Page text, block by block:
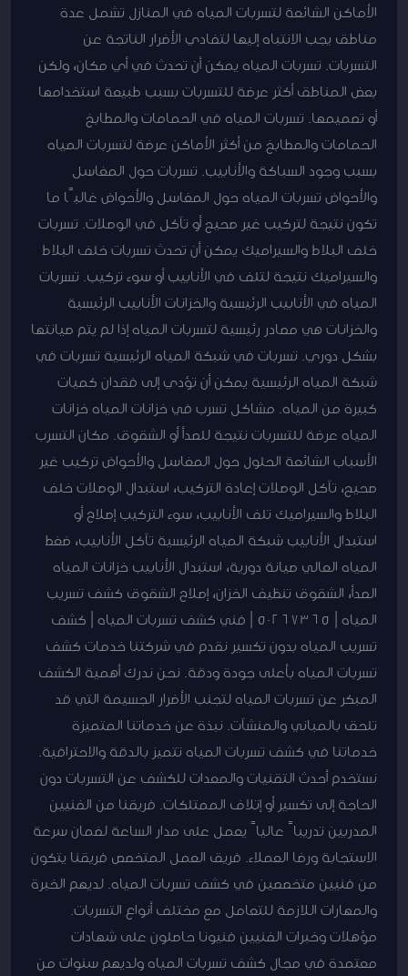
الأماكن الشائعة لتسربات المياه في المنازل تشمل عدة
مناطق يجب الانتباه إليها لتفادي الأضرار الناتجة عن
التسربات. تسربات المياه يمكن أن تحدث في أي مكان، ولكن
بعض المناطق أكثر عرضة للتسربات بسبب طبيعة استخدامها
أو تصميمها. تسربات المياه في الحمامات والمطابخ
الحمامات والمطابخ من أكثر الأماكن عرضة لتسربات المياه
بسبب وجود السباكة والأنابيب. تسربات حول المغاسل
والأحواض تسربات المياه حول المغاسل والأحواض غالبًا ما
تكون نتيجة لتركيب غير صحيح أو تآكل في الوصلات. تسربات
خلف البلاط والسيراميك يمكن أن تحدث تسربات خلف البلاط
والسيراميك نتيجة لتلف في الأنابيب أو سوء تركيب. تسربات
المياه في الأنابيب الرئيسية والخزانات الأنابيب الرئيسية
والخزانات هي مصادر رئيسية لتسربات المياه إذا لم يتم صيانتها
بشكل دوري. تسربات في شبكة المياه الرئيسية تسربات في
شبكة المياه الرئيسية يمكن أن تؤدي إلى فقدان كميات
كبيرة من المياه. مشاكل تسرب في خزانات المياه خزانات
المياه عرضة للتسربات نتيجة للصدأ أو الشقوق. مكان التسرب
الأسباب الشائعة الحلول حول المغاسل والأحواض تركيب غير
صحيح، تآكل الوصلات إعادة التركيب، استبدال الوصلات خلف
البلاط والسيراميك تلف الأنابيب، سوء التركيب إصلاح أو
استبدال الأنابيب شبكة المياه الرئيسية تآكل الأنابيب، ضغط
المياه العالي صيانة دورية، استبدال الأنابيب خزانات المياه
الصدأ، الشقوق تنظيف الخزان، إصلاح الشقوق كشف تسريب
المياه | 50267365 | فني كشف تسربات المياه | كشف
تسريب المياه بدون تكسير نقدم في شركتنا خدمات كشف
تسربات المياه بأعلى جودة ودقة. نحن ندرك أهمية الكشف
المبكر عن تسربات المياه لتجنب الأضرار الجسيمة التي قد
تلحق بالمباني والمنشآت. نبذة عن خدماتنا المتميزة
خدماتنا في كشف تسربات المياه تتميز بالدقة والاحترافية.
نستخدم أحدث التقنيات والمعدات للكشف عن التسربات دون
الحاجة إلى تكسير أو إتلاف الممتلكات. فريقنا من الفنيين
المدربين تدريباً عالياً يعمل على مدار الساعة لضمان سرعة
الاستجابة ورضا العملاء. فريق العمل المتخصص فريقنا يتكون
من فنيين متخصصين في كشف تسربات المياه. لديهم الخبرة
والمهارات اللازمة للتعامل مع مختلف أنواع التسربات.
مؤهلات وخبرات الفنيين فنيونا حاصلون على شهادات
معتمدة في مجال كشف تسربات المياه ولديهم سنوات من